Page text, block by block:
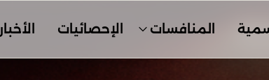
المنافسات الإحصائيات الأخبار